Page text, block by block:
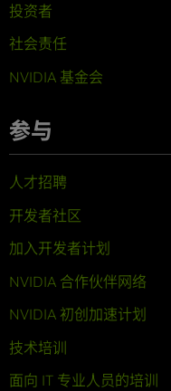
投资者
社会责任
NVIDIA 基金会
参与
人才招聘
开发者社区
加入开发者计划
NVIDIA 合作伙伴网络
NVIDIA 初创加速计划
技术培训
面向 IT 专业人员的培训